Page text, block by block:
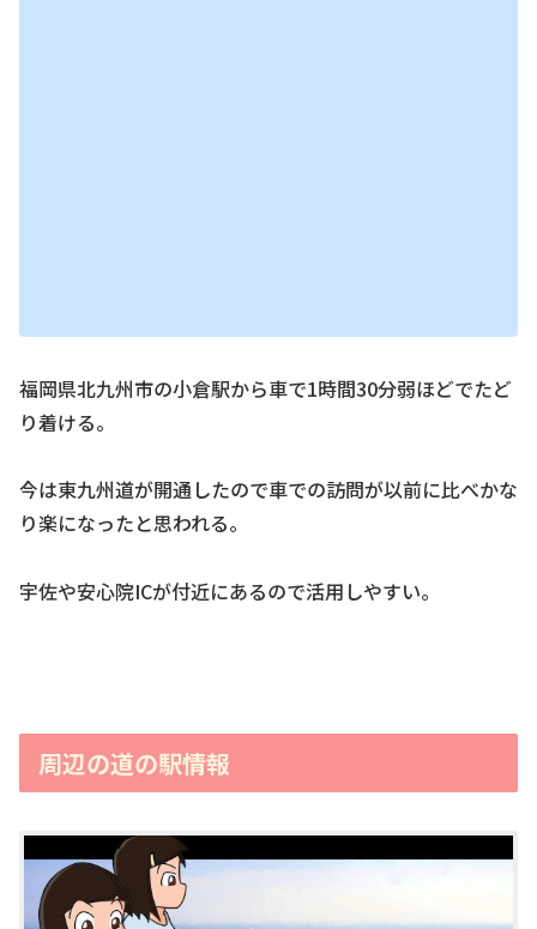
福岡県北九州市の小倉駅から車で1時間30分弱ほどでたど
り着ける。
今は東九州道が開通したので車での訪問が以前に比べかな
り楽になったと思われる。
宇佐や安心院ICが付近にあるので活用しやすい。
周辺の道の駅情報